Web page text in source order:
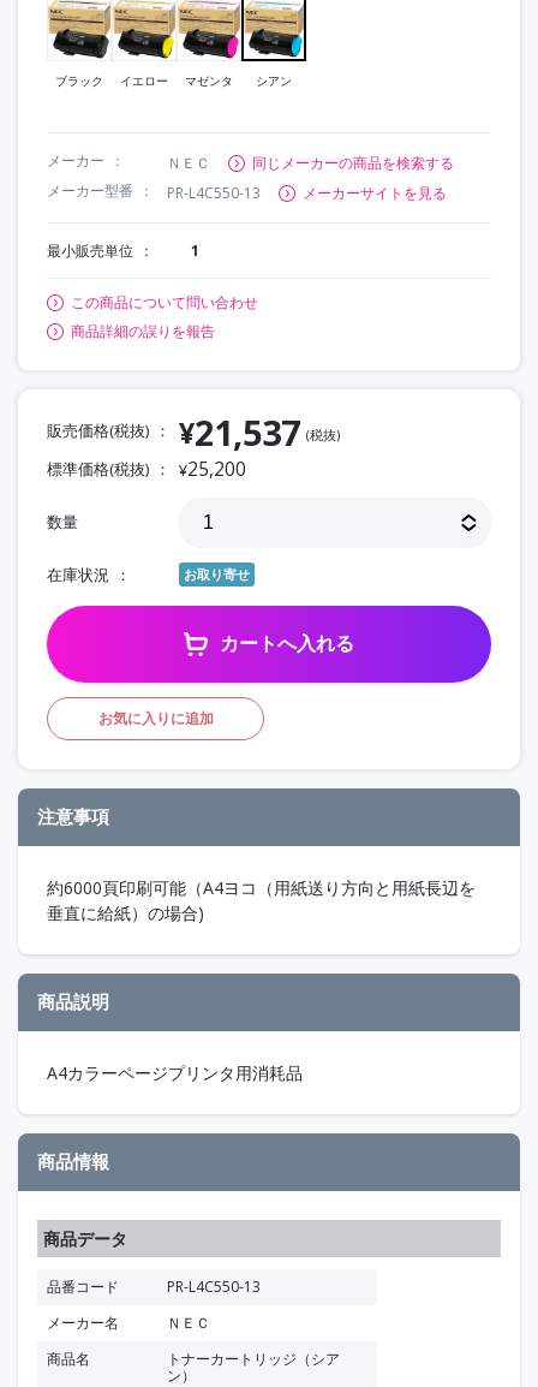
ブラック イエロー マゼンタ シアン
メーカー ＮＥＣ
同じメーカーの商品を検索する
メーカー型番
PR-L4C550-13 メーカーサイトを見る
最小販売単位 1
この商品について問い合わせ
商品詳細の誤りを報告
販売価格(税抜) ¥21,537 (税抜)
標準価格(税抜) ¥25,200
数量
在庫状況 お取り寄せ
カートへ入れる
お気に入りに追加
注意事項
約6000頁印刷可能（A4ヨコ（用紙送り方向と用紙長辺を
垂直に給紙）の場合)
商品説明
A4カラーページプリンタ用消耗品
商品情報
商品データ
品番コード
PR-L4C550-13
メーカー名
ＮＥＣ
商品名
トナーカートリッジ（シア
ン）